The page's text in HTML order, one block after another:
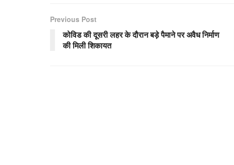
Previous Post
कोविड की दूसरी लहर के दौरान बड़े पैमाने पर अवैध निर्माण
की मिली शिकायत